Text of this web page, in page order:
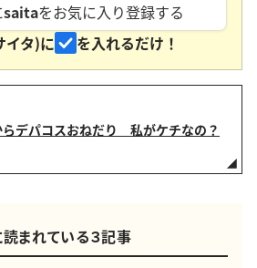
saitaをお気に入り登録する
タ)に
を入れるだけ！
デパコスおねだり 私がケチなの？
まれている３記事